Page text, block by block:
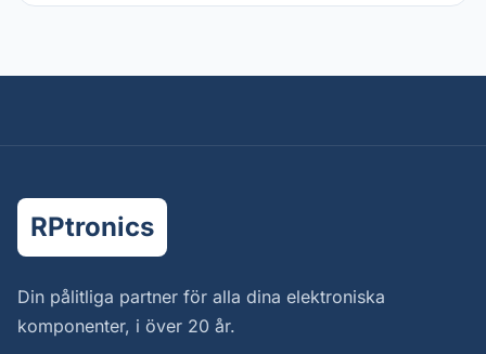
RPtronics
Din pålitliga partner för alla dina elektroniska
komponenter, i över 20 år.